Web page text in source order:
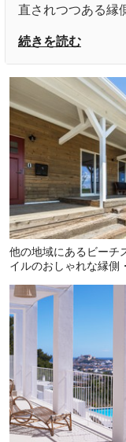
直されつつある縁
ある空間である玄
ンや、毎日使うと
いものです。
ビーチスタイル縁
「濡れ縁」と「く
縁側には大きく分
類あります。「濡
さっているものの
と文字通り濡れて
縁」は、建物の内
なる縁側のことで
室内にある、より
濡れ縁もウッド
るものですが、簡
です。屋根が被さ
根がなく雨ざらし
続きを読む
他の地域にあるビーチ
イルのおしゃれな縁側
出し屋根) の写真
他の地域にあるビ
イルのおしゃれな縁
ーチ (デッキ材舗装
し屋根) の写真